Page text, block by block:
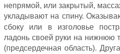
непрямой, или закрытый,
укладывают на спину.
сбоку или в изголовье
ладонь своей руки на нижнюю
(предсердечная область).